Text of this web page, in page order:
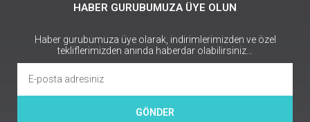
HABER GURUBUMUZA ÜYE OLUN
Haber gurubumuza üye olarak, indirimlerimizden ve özel
tekliflerimizden anında haberdar olabilirsiniz…
GÖNDER